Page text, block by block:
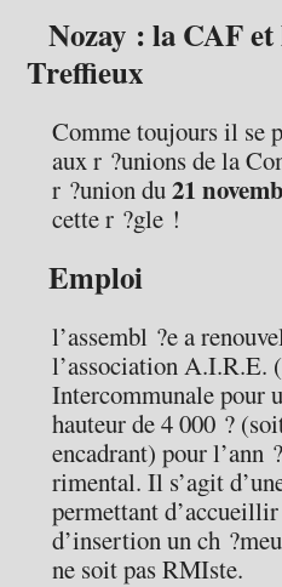
Nozay : la CAF
Treffieux
Comme toujours il se
aux r ?unions de la
r ?union du21
cette r ?gle !
Emploi
l’assembl ?e a
l’association A.I.R.E.
Intercommunale pour
hauteur de 4 000 ?
encadrant) pour l’ann
rimental. Il s’agit
permettant
d’insertion un ch
ne soit pas RMIste.